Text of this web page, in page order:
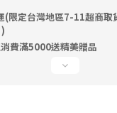
(限定台灣地區7-11超商取
費滿5000送精美贈品